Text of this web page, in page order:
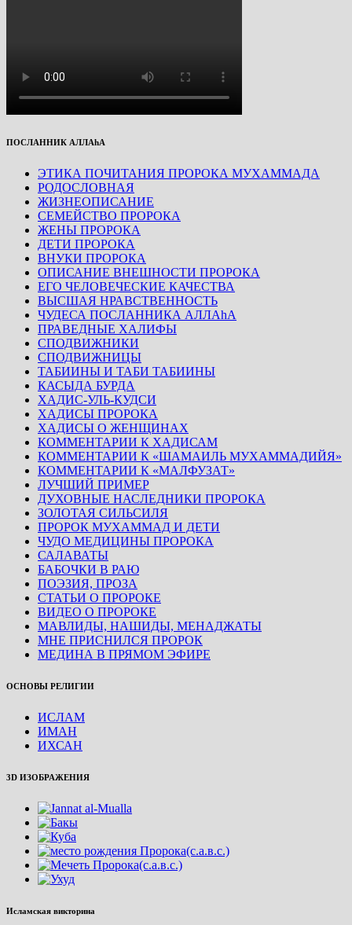
ПОСЛАННИК АЛЛАhА
ЭТИКА ПОЧИТАНИЯ ПРОРОКА МУХАММАДА
РОДОСЛОВНАЯ
ЖИЗНЕОПИСАНИЕ
СЕМЕЙСТВО ПРОРОКА
ЖЕНЫ ПРОРОКА
ДЕТИ ПРОРОКА
ВНУКИ ПРОРОКА
ОПИСАНИЕ ВНЕШНОСТИ ПРОРОКА
ЕГО ЧЕЛОВЕЧЕСКИЕ КАЧЕСТВА
ВЫСШАЯ НРАВСТВЕННОСТЬ
ЧУДЕСА ПОСЛАННИКА АЛЛАhА
ПРАВЕДНЫЕ ХАЛИФЫ
СПОДВИЖНИКИ
СПОДВИЖНИЦЫ
ТАБИИНЫ И ТАБИ ТАБИИНЫ
КАСЫДА БУРДА
ХАДИС-УЛЬ-КУДСИ
ХАДИСЫ ПРОРОКА
ХАДИСЫ О ЖЕНЩИНАХ
КОММЕНТАРИИ К ХАДИСАМ
КОММЕНТАРИИ К «ШАМАИЛЬ МУХАММАДИЙЯ»
КОММЕНТАРИИ К «МАЛФУЗАТ»
ЛУЧШИЙ ПРИМЕР
ДУХОВНЫЕ НАСЛЕДНИКИ ПРОРОКА
ЗОЛОТАЯ СИЛЬСИЛЯ
ПРОРОК МУХАММАД И ДЕТИ
ЧУДО МЕДИЦИНЫ ПРОРОКА
САЛАВАТЫ
БАБОЧКИ В РАЮ
ПОЭЗИЯ, ПРОЗА
СТАТЬИ О ПРОРОКЕ
ВИДЕО О ПРОРОКЕ
МАВЛИДЫ, НАШИДЫ, МЕНАДЖАТЫ
МНЕ ПРИСНИЛСЯ ПРОРОК
МЕДИНА В ПРЯМОМ ЭФИРЕ
ОСНОВЫ РЕЛИГИИ
ИСЛАМ
ИМАН
ИХСАН
3D ИЗОБРАЖЕНИЯ
Исламская викторина